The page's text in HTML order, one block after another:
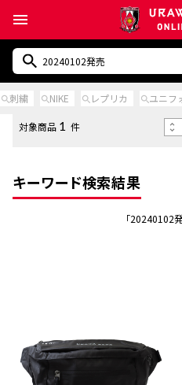
刺繍 NIKE レプリカ ユニフ
キーワード検索結果
「20240102
対象商品 1 件